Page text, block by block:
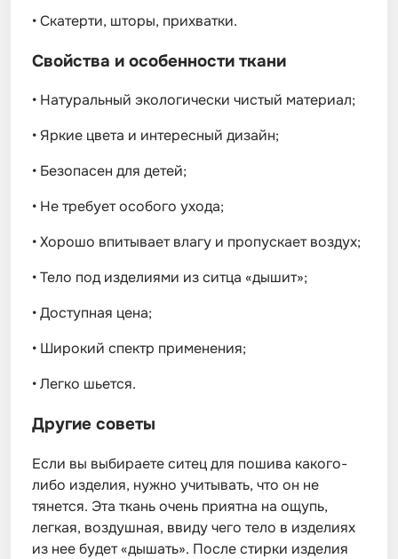
•Скатерти, шторы, прихватки.
Свойства и особенности ткани
• Натуральный экологически чистый материал;
• Яркие цвета и интересный дизайн;
• Безопасен для детей;
• Не требует особого ухода;
•Хорошо впитывает влагу и пропускает воздух;
•Тело под изделиями из ситца «дышит»;
•Доступная цена;
• Широкий спектр применения;
•Легко шьется.
Другие советы
Если вы выбираете ситец для пошива какого-
либо изделия, нужно учитывать, что он не
тянется. Эта ткань очень приятна на ощупь,
легкая, воздушная, ввиду чего тело в изделиях
из нее будет «дышать». После стирки изделия